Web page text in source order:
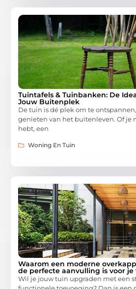
Tuintafels & Tuinbanken: De
Jouw Buitenplek
De tuin is dé plek om te
genieten van het buitenleven. Of je
hebt, een
Woning En Tuin
Waarom een moderne
de perfecte aanvulling is voor je
Wil je jouw tuin upgraden met een